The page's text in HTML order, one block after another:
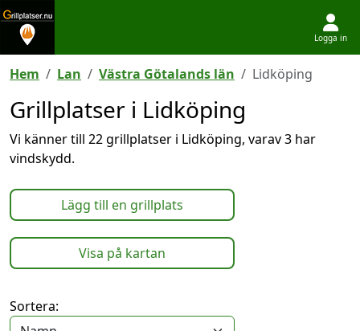
Logga in
Hem Lan Västra Götalands län Lidköping
Grillplatser i Lidköping
Vi känner till 22 grillplatser i Lidköping, varav 3 har
vindskydd.
Lägg till en grillplats
Visa på kartan
Sortera: